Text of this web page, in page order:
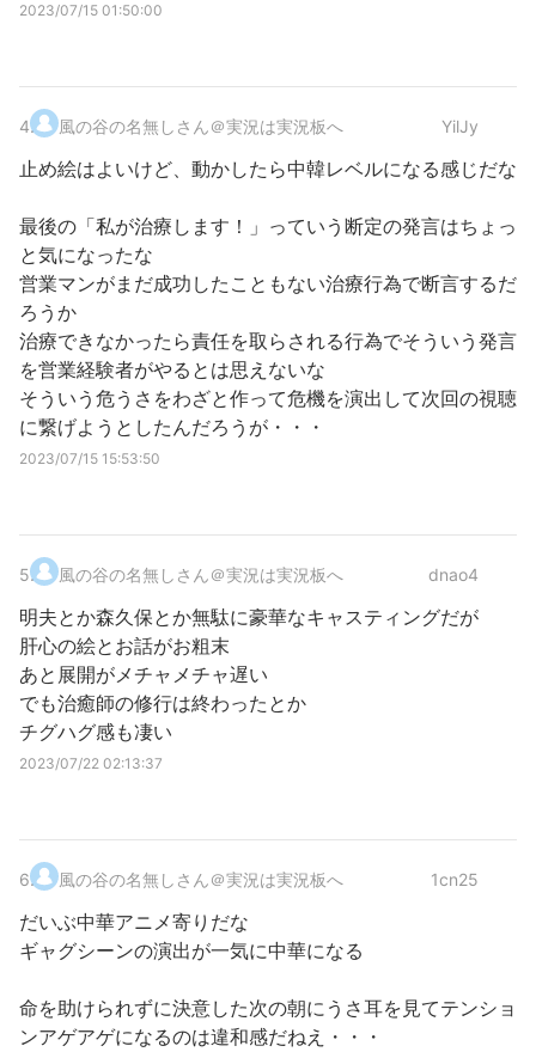
2023/07/15 01:50:00
4. 風の谷の名無しさん＠実況は実況板へ YilJy
止め絵はよいけど、動かしたら中韓レベルになる感じだな
最後の「私が治療します！」っていう断定の発言はちょっ
と気になったな
営業マンがまだ成功したこともない治療行為で断言するだ
ろうか
治療できなかったら責任を取らされる行為でそういう発言
を営業経験者がやるとは思えないな
そういう危うさをわざと作って危機を演出して次回の視聴
に繋げようとしたんだろうが・・・
2023/07/15 15:53:50
5. 風の谷の名無しさん＠実況は実況板へ dnao4
明夫とか森久保とか無駄に豪華なキャスティングだが
肝心の絵とお話がお粗末
あと展開がメチャメチャ遅い
でも治癒師の修行は終わったとか
チグハグ感も凄い
2023/07/22 02:13:37
6. 風の谷の名無しさん＠実況は実況板へ 1cn25
だいぶ中華アニメ寄りだな
ギャグシーンの演出が一気に中華になる
命を助けられずに決意した次の朝にうさ耳を見てテンショ
ンアゲアゲになるのは違和感だねえ・・・